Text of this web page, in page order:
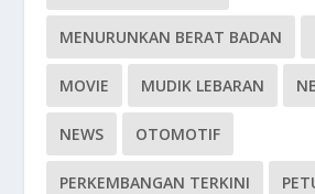
MENURUNKAN BERAT BADAN
MOVIE MUDIK LEBARAN
NEWS OTOMOTIF
PERKEMBANGAN TERKINI